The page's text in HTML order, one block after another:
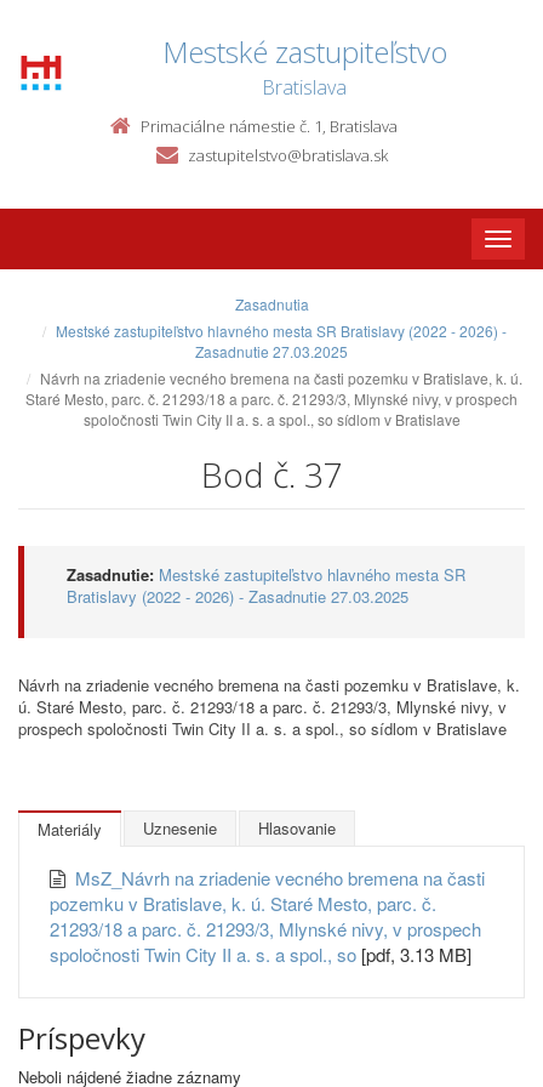
Mestské zastupiteľstvo
Bratislava
Primaciálne námestie č. 1, Bratislava
zastupitelstvo@bratislava.sk
Toggle
Zasadnutia
Mestské zastupiteľstvo hlavného mesta SR Bratislavy (2022 - 2026) -
Zasadnutie 27.03.2025
Návrh na zriadenie vecného bremena na časti pozemku v Bratislave, k. ú.
Staré Mesto, parc. č. 21293/18 a parc. č. 21293/3, Mlynské nivy, v prospech
spoločnosti Twin City II a. s. a spol., so sídlom v Bratislave
Bod č. 37
Zasadnutie: Mestské zastupiteľstvo hlavného mesta SR
Bratislavy (2022 - 2026) - Zasadnutie 27.03.2025
Návrh na zriadenie vecného bremena na časti pozemku v Bratislave, k.
ú. Staré Mesto, parc. č. 21293/18 a parc. č. 21293/3, Mlynské nivy, v
prospech spoločnosti Twin City II a. s. a spol., so sídlom v Bratislave
Materiály Uznesenie Hlasovanie
MsZ_Návrh na zriadenie vecného bremena na časti
pozemku v Bratislave, k. ú. Staré Mesto, parc. č.
21293/18 a parc. č. 21293/3, Mlynské nivy, v prospech
spoločnosti Twin City II a. s. a spol., so [pdf, 3.13 MB]
Príspevky
Neboli nájdené žiadne záznamy